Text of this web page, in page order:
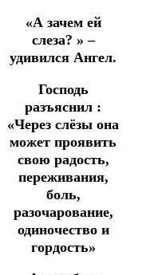
«А зачем ей
слеза? » –
удивился Ангел.
Господь
разъяснил :
«Через слёзы она
может проявить
свою радость,
переживания,
боль,
разочарование,
одиночество и
гордость»